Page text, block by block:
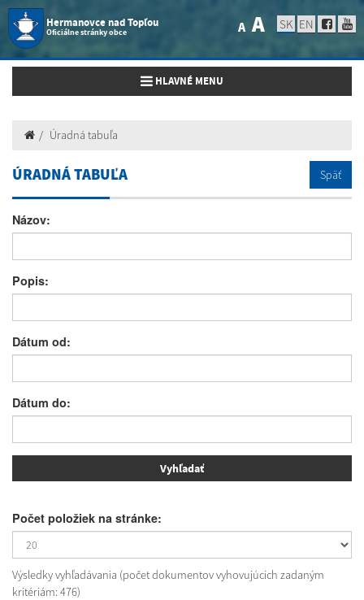
Hermanovce nad Topľou
Oficiálne stránky obce A A SK EN
Toggle navigation
HLAVNÉ MENU
Úradná tabuľa
ÚRADNÁ TABUĽA Späť
Názov:
Popis:
Dátum od:
Dátum do:
Počet položiek na stránke:
Výsledky vyhľadávania (počet dokumentov vyhovujúcich zadaným
kritériám: 476)